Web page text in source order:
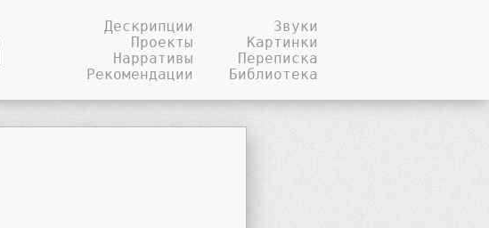
Дескрипции
Проекты
Нарративы
Рекомендации
Звуки
Картинки
Переписка
Библиотека